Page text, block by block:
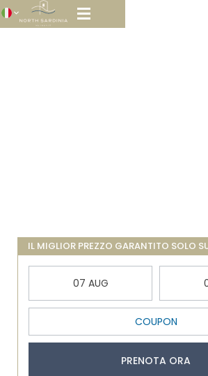
IL MIGLIOR PREZZO GARANTITO SOLO
PRENOTA ORA